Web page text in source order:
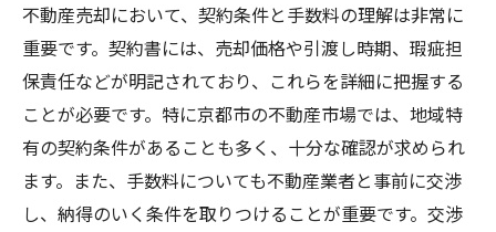
不動産売却において、契約条件と手数料の理解は非常に
重要です。契約書には、売却価格や引渡し時期、瑕疵担
保責任などが明記されており、これらを詳細に把握する
ことが必要です。特に京都市の不動産市場では、地域特
有の契約条件があることも多く、十分な確認が求められ
ます。また、手数料についても不動産業者と事前に交渉
し、納得のいく条件を取りつけることが重要です。交渉